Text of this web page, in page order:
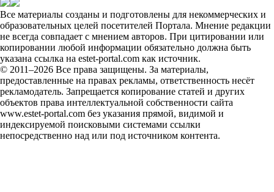
Все материалы созданы и подготовлены для некоммерческих и
образовательных целей посетителей Портала. Мнение редакции
не всегда совпадает с мнением авторов. При цитировании или
копировании любой информации обязательно должна быть
указана ссылка на estet-portal.com как источник.
© 2011–2026 Все права защищены. За материалы,
предоставленные на правах рекламы, ответственность несёт
рекламодатель. Запрещается копирование статей и других
объектов права интеллектуальной собственности сайта
www.estet-portal.com без указания прямой, видимой и
индексируемой поисковыми системами ссылки
непосредственно над или под источником контента.